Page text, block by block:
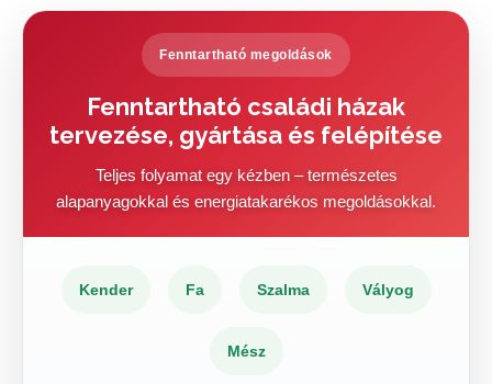
Fenntartható megoldások
Fenntartható családi házak
tervezése, gyártása és felépítése
Teljes folyamat egy kézben – természetes
alapanyagokkal és energiatakarékos megoldásokkal.
Kender Fa Szalma Vályog
Mész